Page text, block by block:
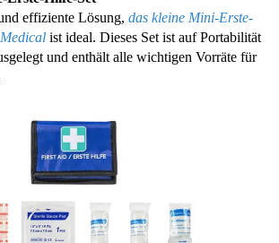
effiziente Lösung, das kleine Mini-Erste-
ist ideal. Dieses Set ist auf Portabilität
und enthält alle wichtigen Vorräte für